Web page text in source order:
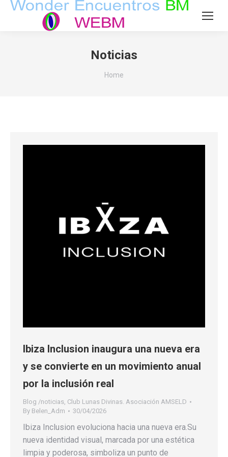
Noticias
You are here:
Home
Ibiza Inclusion inaugura una nueva era
y se convierte en un movimiento anual
por la inclusión real
Blog /noticias, Club Lunas Divinas. Asociación AMSELD
By Belen_Adm 30/04/2026
Ibiza Inclusion evoluciona hacia una nueva era.Su
nueva identidad visual, marcada por una estética
limpia y poderosa, simboliza un punto de